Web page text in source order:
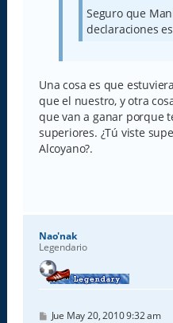
Seguro que
declaraciones
Una cosa es que
que el nuestro, y otra
que van a ganar porque
superiores. ¿Tú viste
Alcoyano?.
Nao'nak
Legendario
M
Jue May 20, 2010 9:32 am